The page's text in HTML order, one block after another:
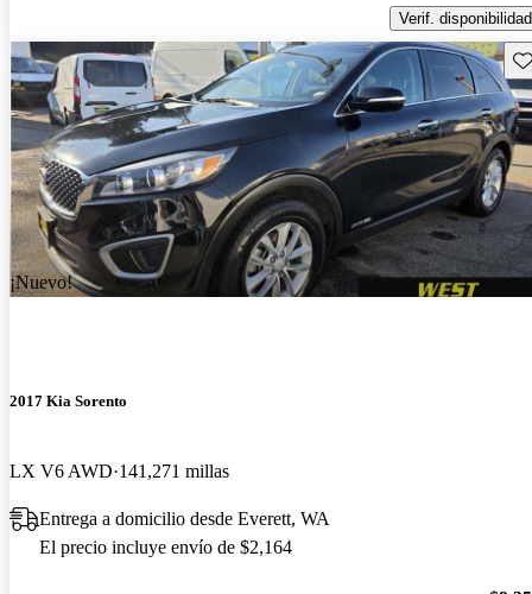
Verif. disponibilidad
¡Nuevo!
2017 Kia Sorento
LX V6 AWD 141,271 millas
Entrega a domicilio desde Everett, WA
El precio incluye envío de $2,164